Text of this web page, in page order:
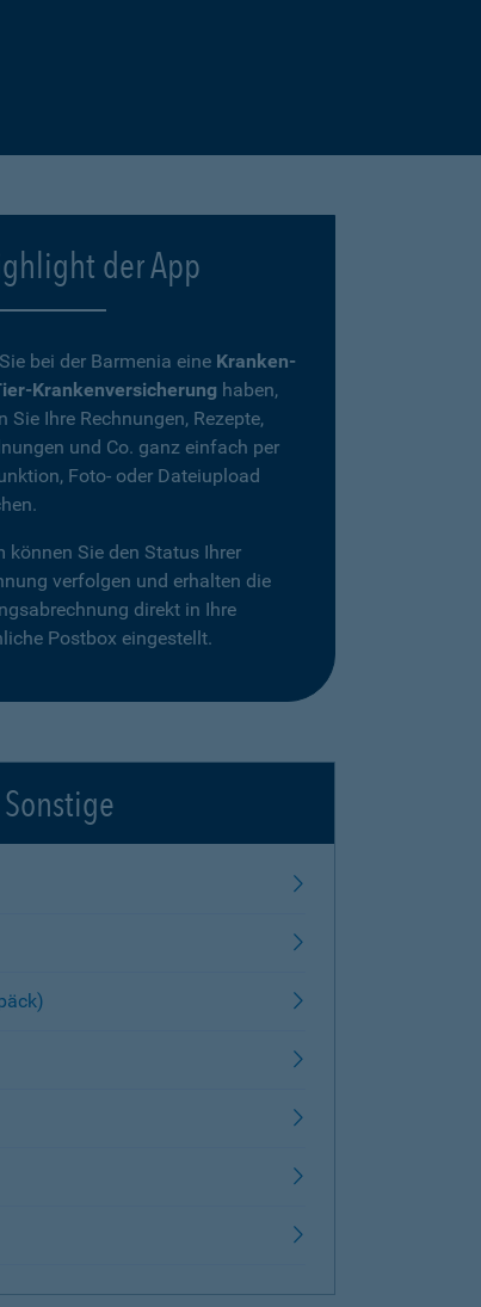
der App
bei der Barmenia eine Kranken-
Krankenversicherung haben,
Sie Ihre Rechnungen, Rezepte,
und Co. ganz einfach per
Foto- oder Dateiupload
können Sie den Status Ihrer
verfolgen und erhalten die
direkt in Ihre
Postbox eingestellt.